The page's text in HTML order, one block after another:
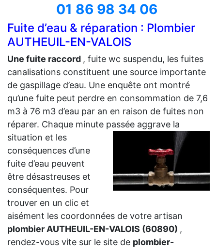
01 86 98 34 06
Fuite d’eau & réparation : Plombier
AUTHEUIL-EN-VALOIS
Une fuite raccord , fuite wc suspendu, les fuites
canalisations constituent une source importante
de gaspillage d’eau. Une enquête ont montré
qu’une fuite peut perdre en consommation de 7,6
m3 à 76 m3 d’eau par an en raison de fuites non
réparer. Chaque minute passée aggrave la
situation et les
conséquences d’une
fuite d’eau peuvent
être désastreuses et
conséquentes. Pour
trouver en un clic et
aisément les coordonnées de votre artisan
plombier AUTHEUIL-EN-VALOIS (60890) ,
rendez-vous vite sur le site de plombier-